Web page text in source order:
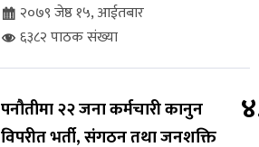
२०७९ जेष्ठ १५, आईतबार
६३८२ पाठक संख्या
पनौतीमा २२ जना कर्मचारी कानुन
विपरीत भर्ती, संगठन तथा जनशक्ति